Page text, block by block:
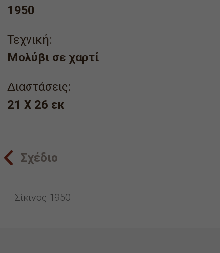
1950
Τεχνική:
Μολύβι σε χαρτί
Διαστάσεις:
21 Χ 26 εκ
Σχέδιο
Σίκινος 1950